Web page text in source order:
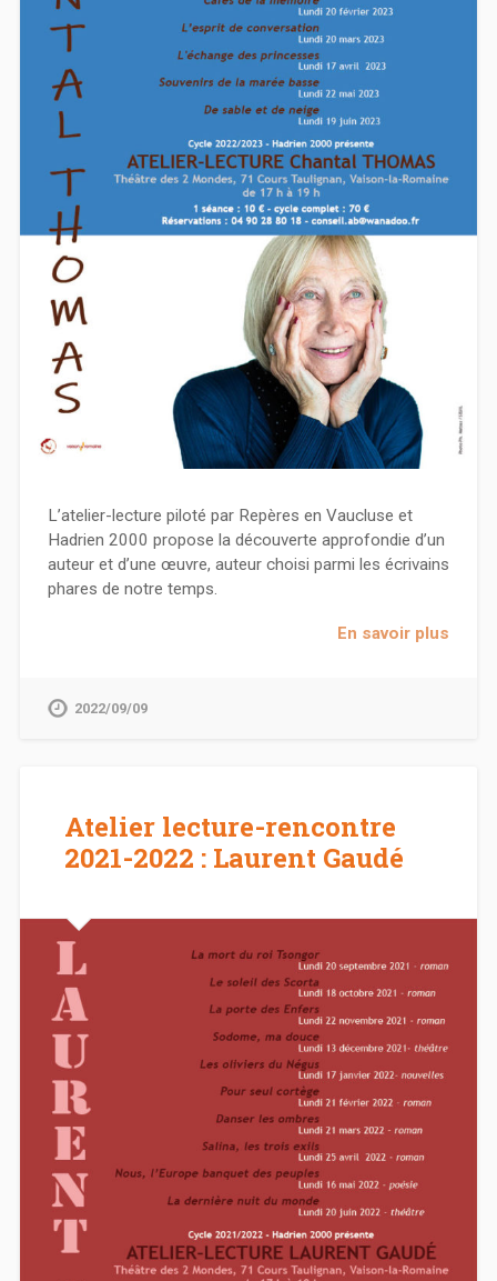
L’atelier-lecture piloté par Repères en Vaucluse et
Hadrien 2000 propose la découverte approfondie d’un
auteur et d’une œuvre, auteur choisi parmi les écrivains
phares de notre temps.
En savoir plus
2022/09/09
Atelier lecture-rencontre
2021-2022 : Laurent Gaudé